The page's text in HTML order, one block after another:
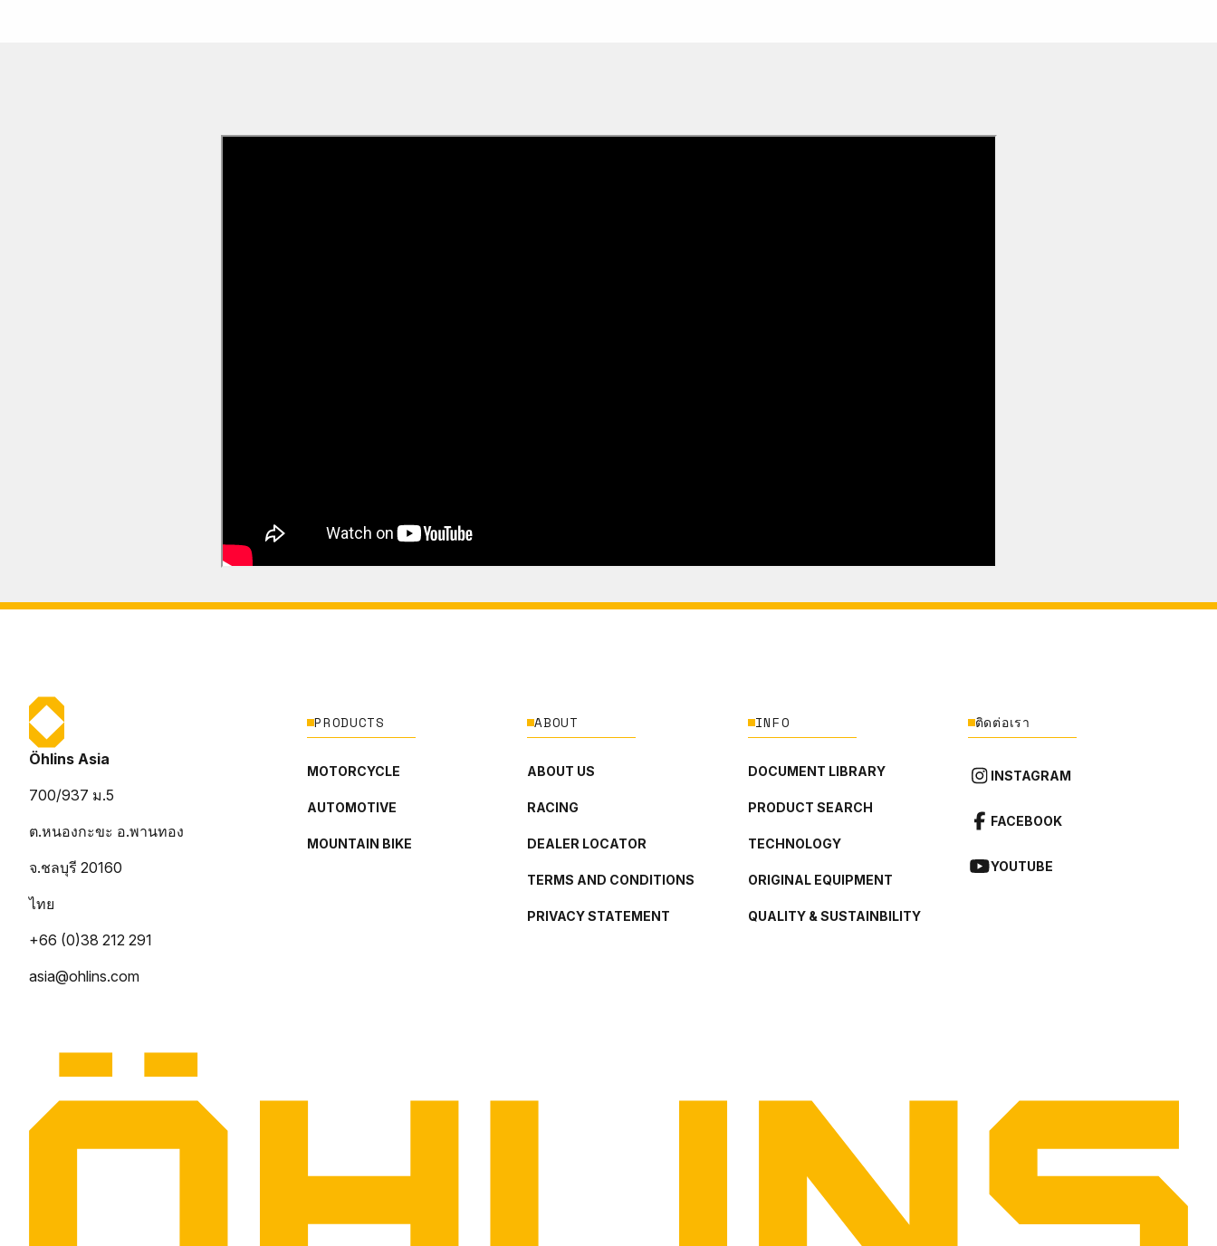
Öhlins Asia
700/937 ม.5
ต.หนองกะขะ อ.พานทอง
จ.ชลบุรี 20160
ไทย
+66 (0)38 212 291
asia@ohlins.com
PRODUCTS
MOTORCYCLE
AUTOMOTIVE
MOUNTAIN BIKE
ABOUT
ABOUT US
RACING
DEALER LOCATOR
TERMS AND CONDITIONS
PRIVACY STATEMENT
INFO
DOCUMENT LIBRARY
PRODUCT SEARCH
TECHNOLOGY
ORIGINAL EQUIPMENT
QUALITY & SUSTAINBILITY
ติดต่อเรา
INSTAGRAM
FACEBOOK
YOUTUBE